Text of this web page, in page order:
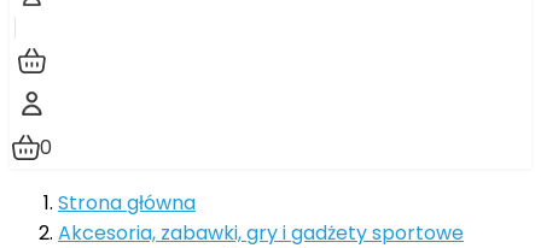
0
Strona główna
Akcesoria, zabawki, gry i gadżety sportowe